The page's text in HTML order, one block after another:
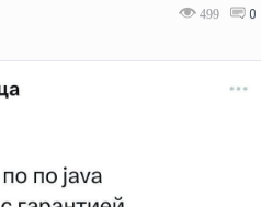
499 0